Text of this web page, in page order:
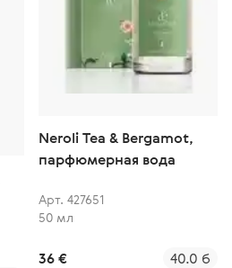
Neroli Tea & Bergamot,
парфюмерная вода
Арт. 427651
50 мл
36 € 40.0 б